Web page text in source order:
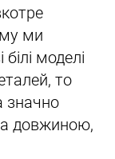
ми
моделі
то
значно
довжиною,